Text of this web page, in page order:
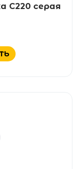
C220 серая